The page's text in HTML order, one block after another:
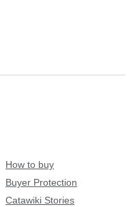
How to buy
Buyer Protection
Catawiki Stories